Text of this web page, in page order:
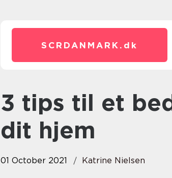
SCRDANMARK. dk
3 tips til et bedre indeklima i
dit hjem
01 October 2021 Katrine Nielsen